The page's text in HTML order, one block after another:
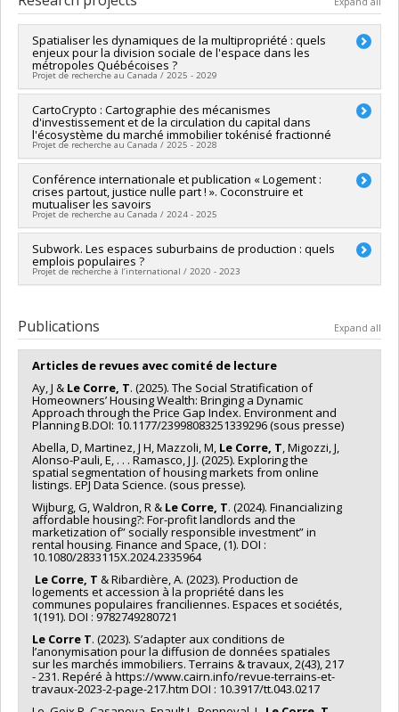
Spatialiser les dynamiques de la multipropriété : quels
enjeux pour la division sociale de l'espace dans les
métropoles Québécoises ?
Projet de recherche au Canada / 2025 - 2029
Lead researcher :Thibault Le Corre
Funding sources:FRQSC/Fonds de recherche du Québec -
Société et culture (FQRSC)
Grant programs:PV113813-(NP) Soutien à la recherche pour la
relève professorale
CartoCrypto : Cartographie des mécanismes
d'investissement et de la circulation du capital dans
l'écosystème du marché immobilier tokénisé fractionné
Projet de recherche au Canada / 2025 - 2028
Lead researcher : Thibault Le Corre
Funding sources:CRSH/Conseil de recherches en sciences
humaines du Canada
Grant programs:PV153480-Subventions de développement
Savoir
Conférence internationale et publication « Logement :
crises partout, justice nulle part ! ». Coconstruire et
mutualiser les savoirs
Projet de recherche au Canada / 2024 - 2025
Lead researcher : Violaine Jolivet
Co-researchers :Gabriel Fauveaud
Hélène Bélanger
Grant programs:
Subwork. Les espaces suburbains de production : quels
emplois populaires ?
Projet de recherche à l’international / 2020 - 2023
Historical period:
Publications Expand all
Articles de revues avec comité de lecture
Ay, J & Le Corre, T. (2025). The Social Stratification of
Homeowners’ Housing Wealth: Bringing a Dynamic
Approach through the Price Gap Index. Environment and
Planning B.DOI: 10.1177/23998083251339296 (sous presse)
Abella, D, Martinez, J H, Mazzoli, M, Le Corre, T, Migozzi, J,
Alonso-Pauli, E, . . . Ramasco, J J. (2025). Exploring the
spatial segmentation of housing markets from online
listings. EPJ Data Science. (sous presse).
Wijburg, G, Waldron, R & Le Corre, T. (2024). Financializing
affordable housing?: For-profit landlords and the
marketization of” socially responsible investment” in
rental housing. Finance and Space, (1). DOI :
10.1080/2833115X.2024.2335964
Le Corre, T & Ribardière, A. (2023). Production de
logements et accession à la propriété dans les
communes populaires franciliennes. Espaces et sociétés,
1(191). DOI : 9782749280721
Le Corre T. (2023). S’adapter aux conditions de
l’anonymisation pour la diffusion de données spatiales
sur les marchés immobiliers. Terrains & travaux, 2(43), 217
- 231. Repéré à https://www.cairn.info/revue-terrains-et-
travaux-2023-2-page-217.htm DOI : 10.3917/tt.043.0217